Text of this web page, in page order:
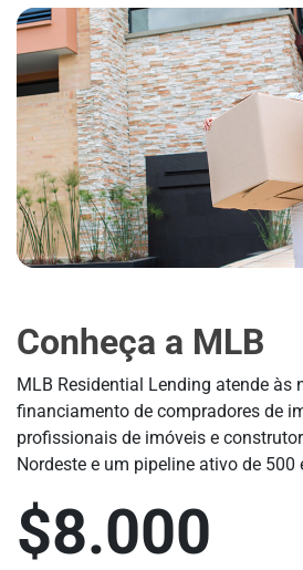
Conheça a MLB
MLB Residential Lending atende às
financiamento de compradores de
profissionais de imóveis e
Nordeste e um pipeline ativo de 500
$8.000